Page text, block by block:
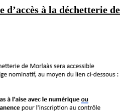
à la déchetterie de